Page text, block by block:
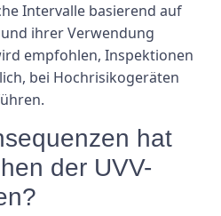
Intervalle basierend auf
ihrer Verwendung
empfohlen, Inspektionen
bei Hochrisikogeräten
hat
der UVV-